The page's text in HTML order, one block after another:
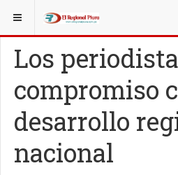
ESTÁ AQUÍ:
Los
compromiso
desarrollo
nacional